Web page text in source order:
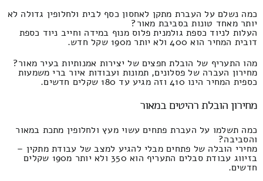
כמה נשלם על העברת מתקן לאחסון כסף לבית ולחלופין גדולה לא
יותר מאחד טונות בסביבת מאור?
העלות לניוד כספת גולמנית פלוס מנוף במידה וחייב ניוד כספת
דובית המחיר הוא 400 ולא יותר מ190 שקל חדש.
מהו התעריף של הובלת חפצים של יצירות אמנותיות בעיר מאור?
מחירון העברה של פסלונים, תמונות ועבודות איור ברי משמעות
כספית המחיר הינו 410 וזה מגיע עד 180 שקלים חדשים.
מחירון הובלת רהיטים במאור
כמה תשלמו על העברת פתחים עשוי מעץ ולחלופין מתכת במאור
והסביבה?
מחירי הובלה של פתחים מבלי להגיע למצב של עבודת מתקין –
בזיווג עבודת סבלים התעריף הוא 350 ולא יותר מ190 שקלים
חדשים.